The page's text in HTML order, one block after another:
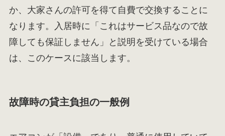
か、大家さんの許可を得て自費で交換することに
なります。入居時に「これはサービス品なので故
障しても保証しません」と説明を受けている場合
は、このケースに該当します。
故障時の貸主負担の一般例